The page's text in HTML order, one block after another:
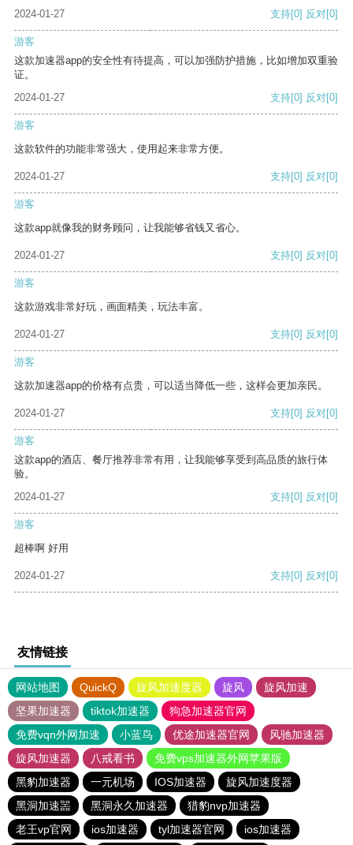
2024-01-27 支持[0] 反对[0]
游客
这款加速器app的安全性有待提高，可以加强防护措施，比如增加双重验
证。
2024-01-27
支持[0] 反对[0]
游客
这款软件的功能非常强大，使用起来非常方便。
2024-01-27 支持[0] 反对[0]
游客
这款app就像我的财务顾问，让我能够省钱又省心。
2024-01-27 支持[0] 反对[0]
游客
这款游戏非常好玩，画面精美，玩法丰富。
2024-01-27 支持[0] 反对[0]
游客
这款加速器app的价格有点贵，可以适当降低一些，这样会更加亲民。
2024-01-27 支持[0] 反对[0]
游客
这款app的酒店、餐厅推荐非常有用，让我能够享受到高品质的旅行体
验。
2024-01-27
支持[0] 反对[0]
游客
超棒啊 好用
2024-01-27 支持[0] 反对[0]
友情链接
网站地图 QuickQ 旋风加速度器 旋风
旋风加速
坚果加速器
tiktok加速器
狗急加速器官网
免费vqn外网加速
小蓝鸟 优途加速器官网
风驰加速器
旋风加速器
八戒看书
免费vps加速器外网苹果版
黑豹加速器
一元机场 IOS加速器
旋风加速度器
黑洞加速噐
黑洞永久加速器
猎豹nvp加速器
老王vp官网
ios加速器 tyl加速器官网 ios加速器